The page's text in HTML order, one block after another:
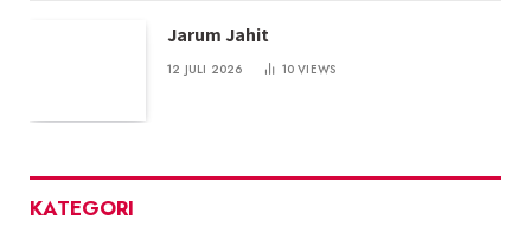
Jarum Jahit
12 JULI 2026 10VIEWS
KATEGORI